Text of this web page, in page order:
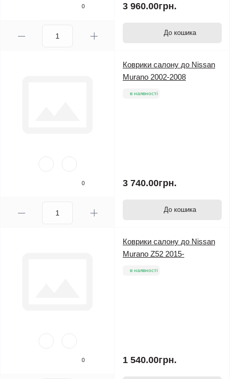
0 3 960.00грн.
До кошика
0
Коврики салону до Nissan
Murano 2002-2008
в наявності
3 740.00грн.
До кошика
0
Коврики салону до Nissan
Murano Z52 2015-
в наявності
1 540.00грн.